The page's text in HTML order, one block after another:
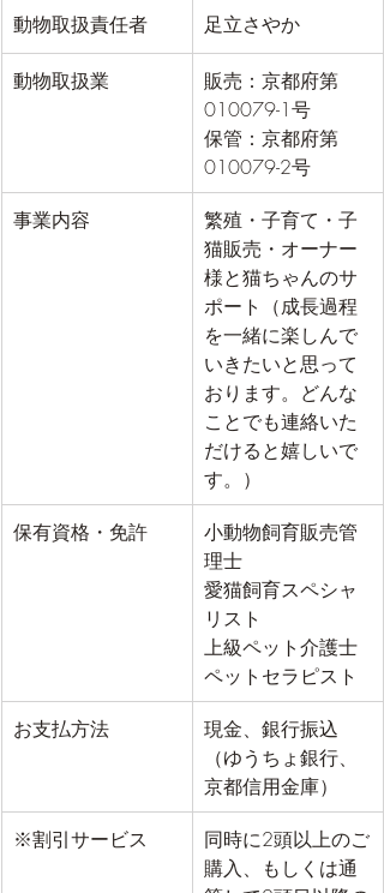
動物取扱責任者
足立さやか
動物取扱業
​販売：京都府第
010079-1号
保管：京都府第
010079-2号
事業内容
​繁殖・子育て・子
猫販売・オーナー
様と猫ちゃんのサ
ポート（成長過程
を一緒に楽しんで
いきたいと思って
おります。どんな
ことでも連絡いた
だけると嬉しいで
す。）
保有資格・免許
​小動物飼育販売管
理士
愛猫飼育スペシャ
リスト
上級ペット介護士
​ペットセラピスト
お支払方法
​現金、銀行振込
（ゆうちょ銀行、
京都信用金庫）
※割引サービス
​同時に2頭以上のご
購入、もしくは通